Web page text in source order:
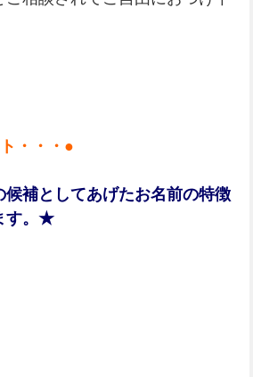
・・・●
補としてあげたお名前の特徴
す。★